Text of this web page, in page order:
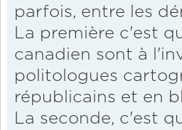
parfois, entre les
La première c'est
canadien sont à
politologues
républicains et en
La seconde, c'est